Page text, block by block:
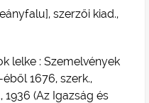
szerzői kiad.,
lelke : Szemelvények
éből 1676, szerk.,
1936 (Az Igazság és